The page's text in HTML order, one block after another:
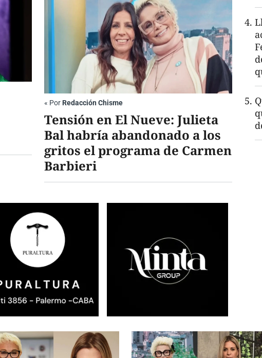
« Por Redacción Chisme
Tensión en El Nueve: Julieta
Bal habría abandonado a los
gritos el programa de Carmen
Barbieri